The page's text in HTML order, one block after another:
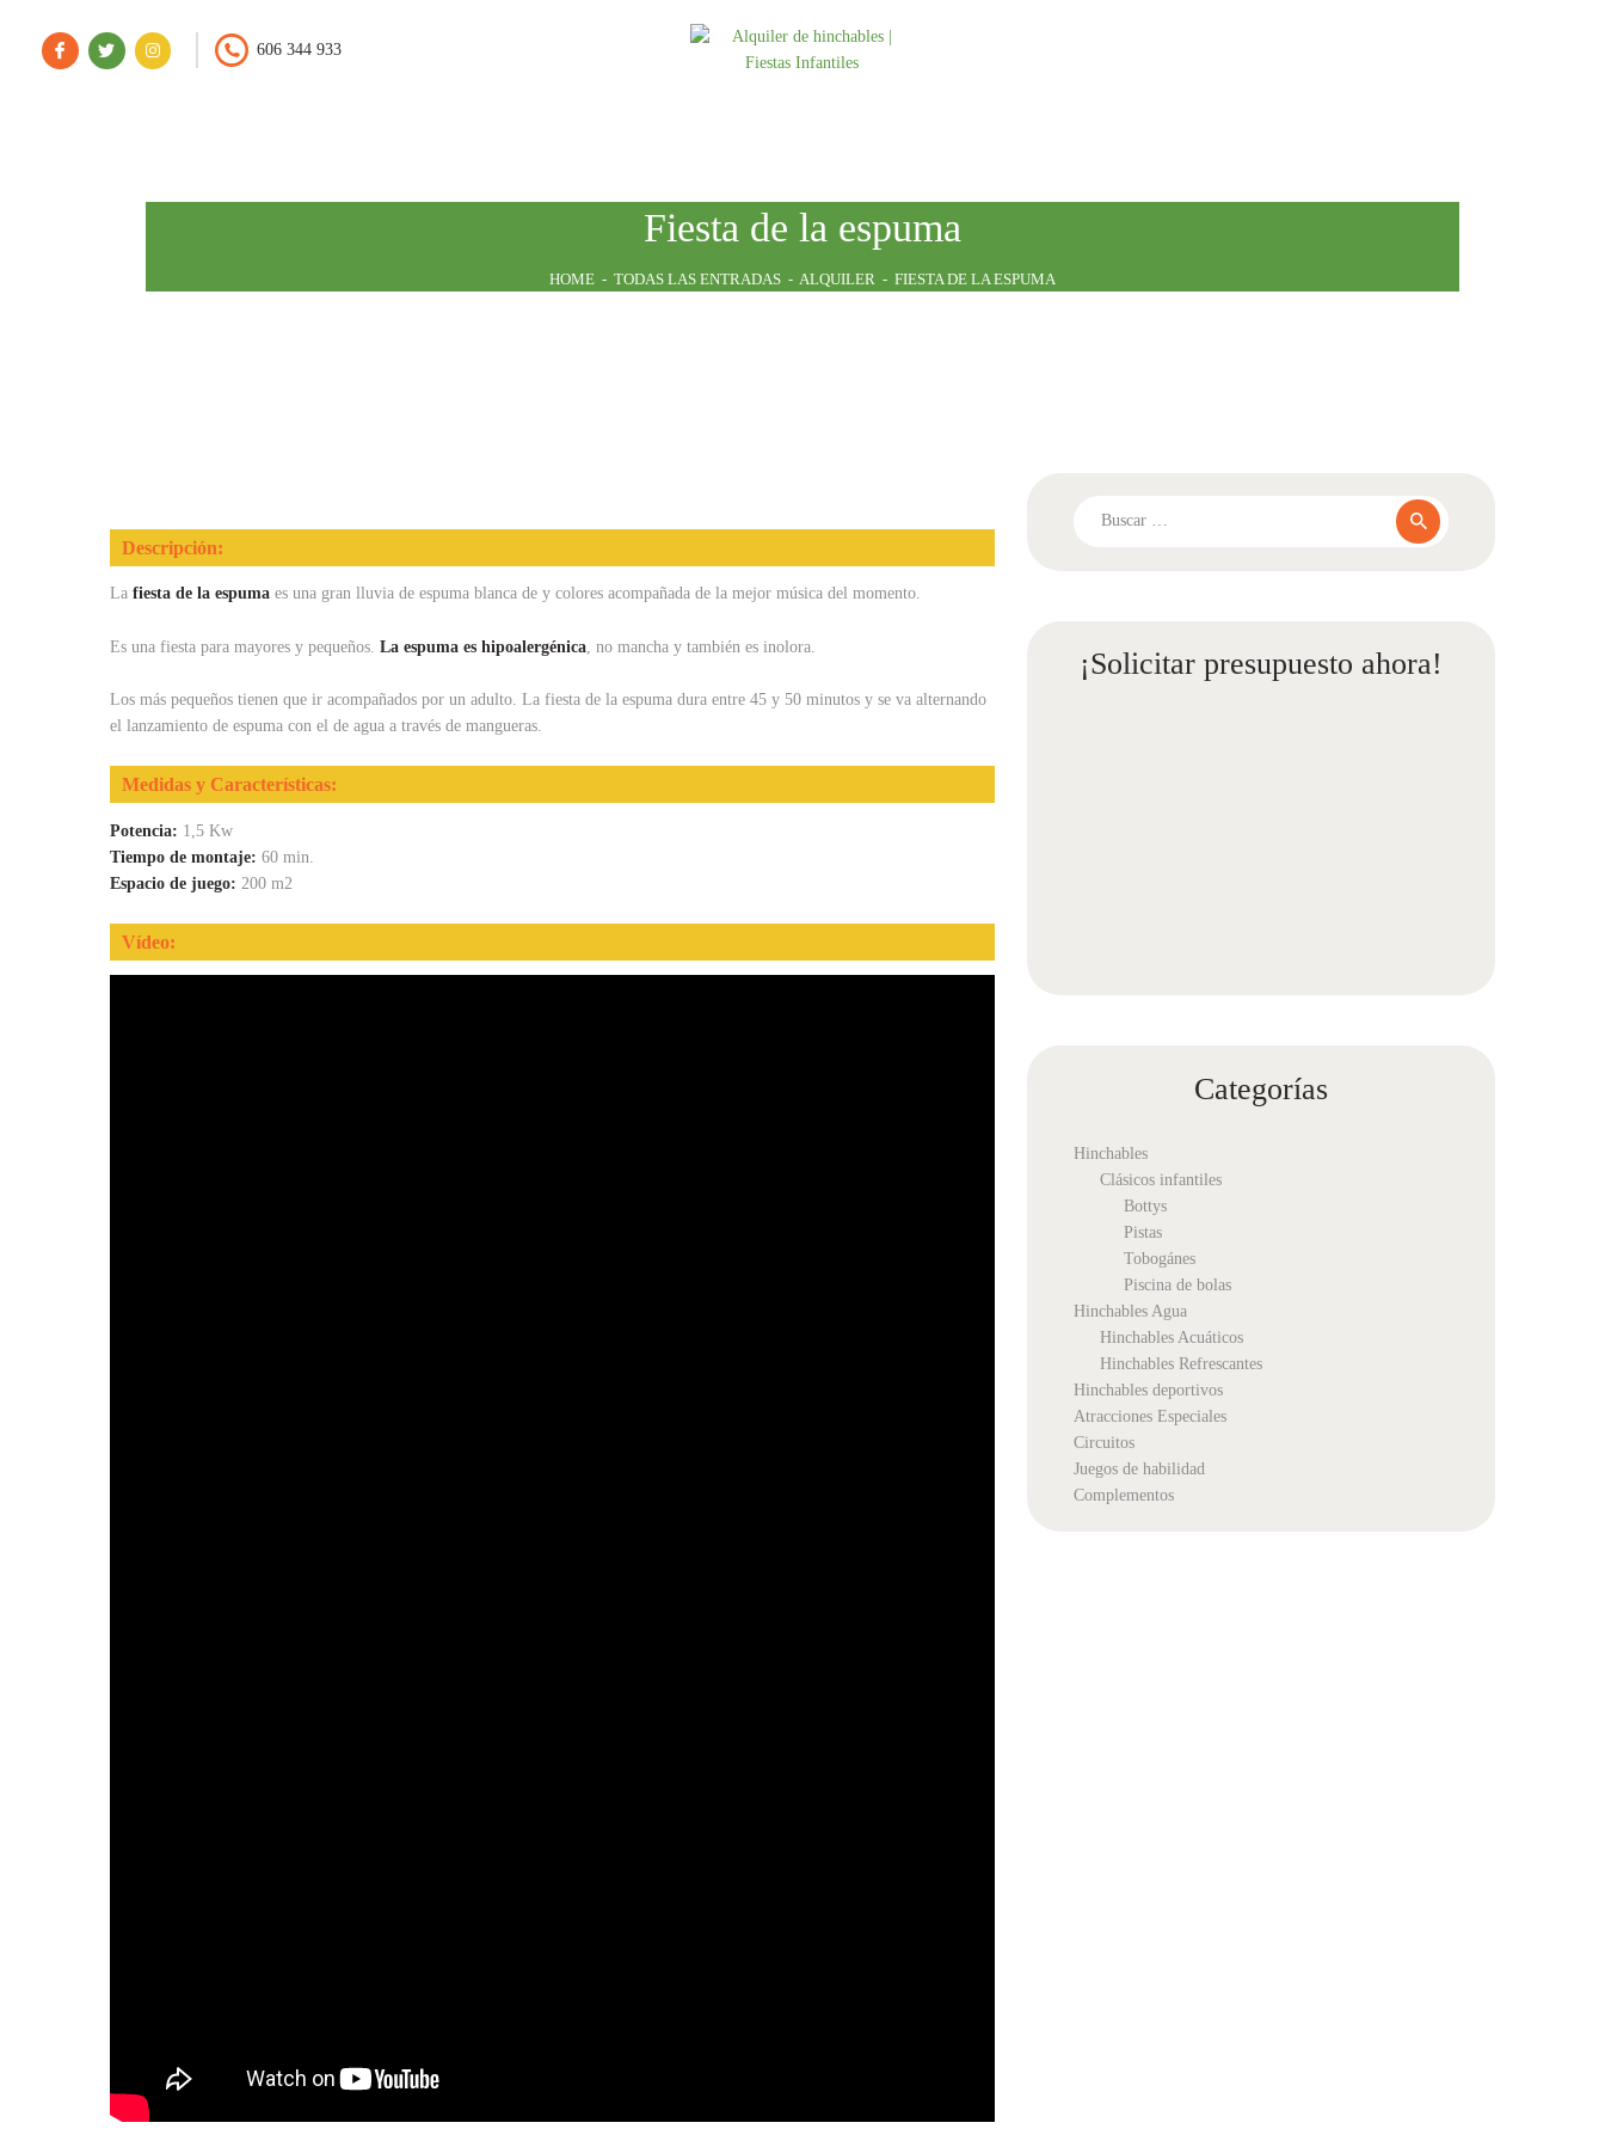
606 344 933
Fiesta de la espuma
HOME TODAS LAS ENTRADAS ALQUILER FIESTA DE LA ESPUMA
ATRACCIONES
CONTACTO
Descripción:
La fiesta de la espuma es una gran lluvia de espuma blanca de y colores acompañada de la mejor música del momento.
Es una fiesta para mayores y pequeños. La espuma es hipoalergénica , no mancha y también es inolora.
Los más pequeños tienen que ir acompañados por un adulto. La fiesta de la espuma dura entre 45 y 50 minutos y se va alternando
el lanzamiento de espuma con el de agua a través de mangueras.
Medidas y Características:
Potencia: 1,5 Kw
Tiempo de montaje: 60 min.
Espacio de juego: 200 m2
Vídeo:
¡Solicitar presupuesto ahora!
Categorías
Hinchables
Clásicos infantiles
Bottys
Pistas
Tobogánes
Piscina de bolas
Hinchables Agua
Hinchables Acuáticos
Hinchables Refrescantes
Hinchables deportivos
Atracciones Especiales
Circuitos
Juegos de habilidad
Complementos